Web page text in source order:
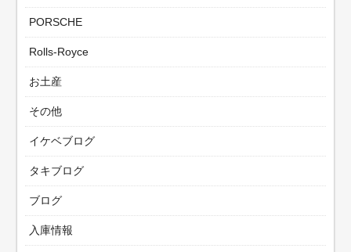
PORSCHE
Rolls-Royce
お土産
その他
イケベブログ
タキブログ
ブログ
入庫情報